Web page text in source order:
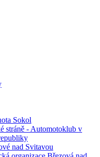
Sokol
stráně - Automotoklub v
nad Svitavou